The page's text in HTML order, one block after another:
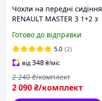
Чохли на передні сидіння
RENAULT MASTER 3 1+2 з
МАСТЕР (пассажир сид
роздільне)
Готово до відправки
5.0 (2)
від348₴/міс
2 090₴/комплект
2 240 ₴/комплект